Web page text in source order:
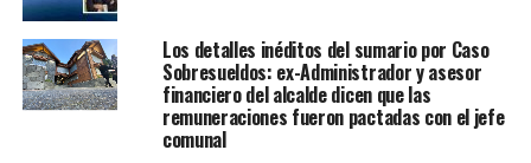
Los detalles inéditos del sumario por Caso
Sobresueldos: ex-Administrador y asesor
financiero del alcalde dicen que las
remuneraciones fueron pactadas con el jefe
comunal